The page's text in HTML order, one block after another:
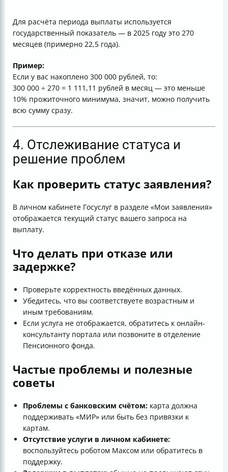
Для расчёта периода выплаты используется
государственный показатель — в 2025 году это 270
месяцев (примерно 22,5 года).
Пример:
Если у вас накоплено 300 000 рублей, то:
300 000 ÷ 270 = 1 111,11 рублей в месяц — это меньше
10% прожиточного минимума, значит, можно получить
всю сумму сразу.
4. Отслеживание статуса и
решение проблем
Как проверить статус заявления?
В личном кабинете Госуслуг в разделе «Мои заявления»
отображается текущий статус вашего запроса на
выплату.
Что делать при отказе или
задержке?
Проверьте корректность введённых данных.
Убедитесь, что вы соответствуете возрастным и
иным требованиям.
Если услуга не отображается, обратитесь к онлайн-
консультанту портала или позвоните в отделение
Пенсионного фонда.
Частые проблемы и полезные
советы
Проблемы с банковским счётом: карта должна
поддерживать «МИР» или быть без привязки к
картам.
Отсутствие услуги в личном кабинете:
воспользуйтесь роботом Максом или обратитесь в
поддержку.